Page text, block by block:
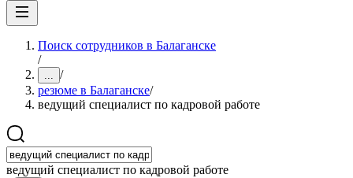
Поиск сотрудников в Балаганске
/
... /
резюме в Балаганске/
ведущий специалист по кадровой работе
ведущий специалист по кадровой работе